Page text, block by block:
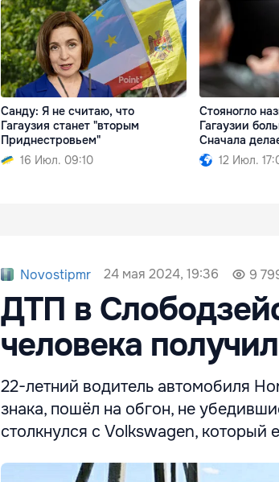
Санду: Я не считаю, что
Гагаузия станет "вторым
Приднестровьем"
16 Июл. 09:10
Стояногло
Гагаузии
Сначала
12 Июл.
Novostipmr 24 мая 2024, 19:36 9
ДТП в
человека
22-летний водитель автомобиля
знака, пошёл на обгон, не
столкнулся с Volkswagen, который